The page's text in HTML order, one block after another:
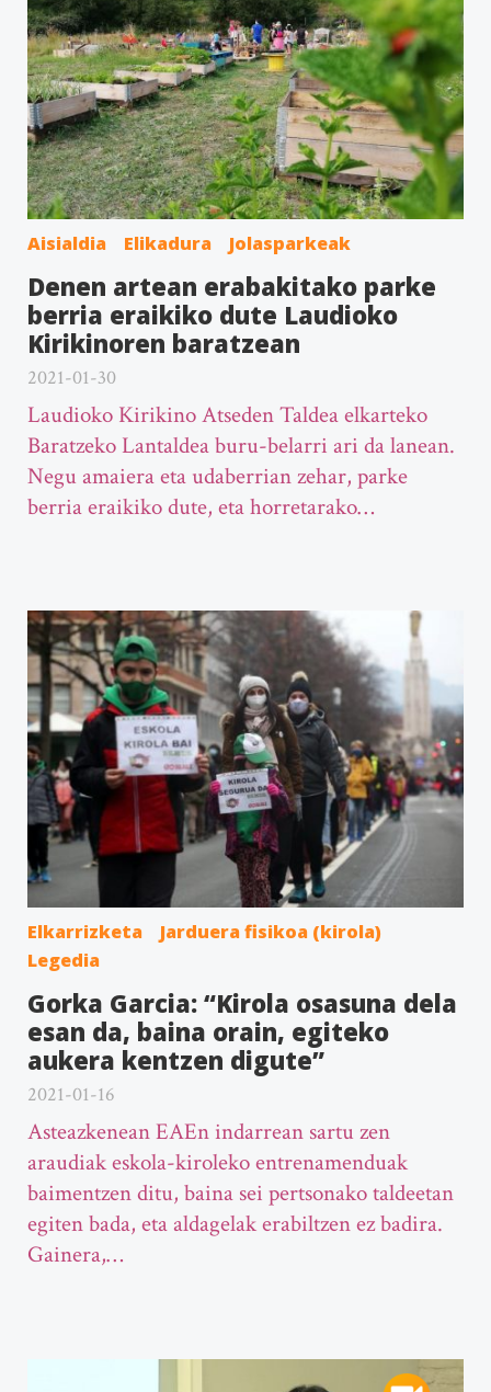
Aisialdia Elikadura Jolasparkeak
Denen artean erabakitako parke
berria eraikiko dute Laudioko
Kirikinoren baratzean
2021-01-30
Laudioko Kirikino Atseden Taldea elkarteko
Baratzeko Lantaldea buru-belarri ari da lanean.
Negu amaiera eta udaberrian zehar, parke
berria eraikiko dute, eta horretarako…
Elkarrizketa
Jarduera fisikoa (kirola)
Legedia
Gorka Garcia: “Kirola osasuna dela
esan da, baina orain, egiteko
aukera kentzen digute”
2021-01-16
Asteazkenean EAEn indarrean sartu zen
araudiak eskola-kiroleko entrenamenduak
baimentzen ditu, baina sei pertsonako taldeetan
egiten bada, eta aldagelak erabiltzen ez badira.
Gainera,…